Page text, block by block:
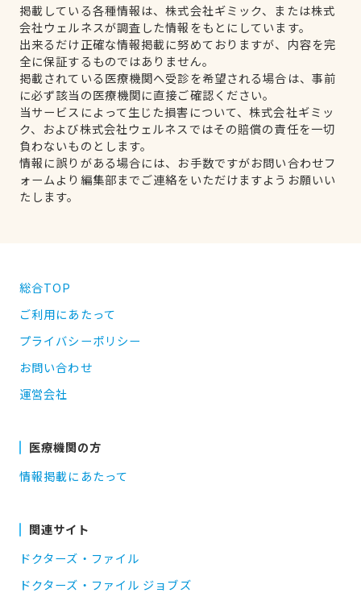
掲載している各種情報は、株式会社ギミック、または株式
会社ウェルネスが調査した情報をもとにしています。
出来るだけ正確な情報掲載に努めておりますが、内容を完
全に保証するものではありません。
掲載されている医療機関へ受診を希望される場合は、事前
に必ず該当の医療機関に直接ご確認ください。
当サービスによって生じた損害について、株式会社ギミッ
ク、および株式会社ウェルネスではその賠償の責任を一切
負わないものとします。
情報に誤りがある場合には、お手数ですがお問い合わせフ
ォームより編集部までご連絡をいただけますようお願いい
たします。
総合TOP
ご利用にあたって
プライバシーポリシー
お問い合わせ
運営会社
医療機関の方
情報掲載にあたって
関連サイト
ドクターズ・ファイル
ドクターズ・ファイル ジョブズ